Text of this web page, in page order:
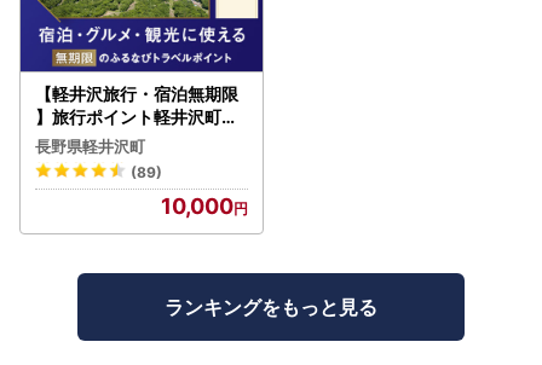
【軽井沢旅行・宿泊無期限
】旅行ポイント軽井沢町ふ
るなびトラベルポイント
長野県軽井沢町
(89)
10,000
ランキングをもっと見る